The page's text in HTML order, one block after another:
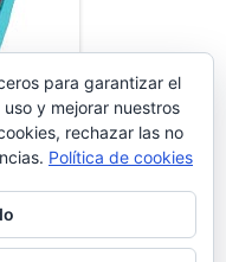
DEL PUERTO
para garantizar el
y mejorar nuestros
rechazar las no
Política de cookies